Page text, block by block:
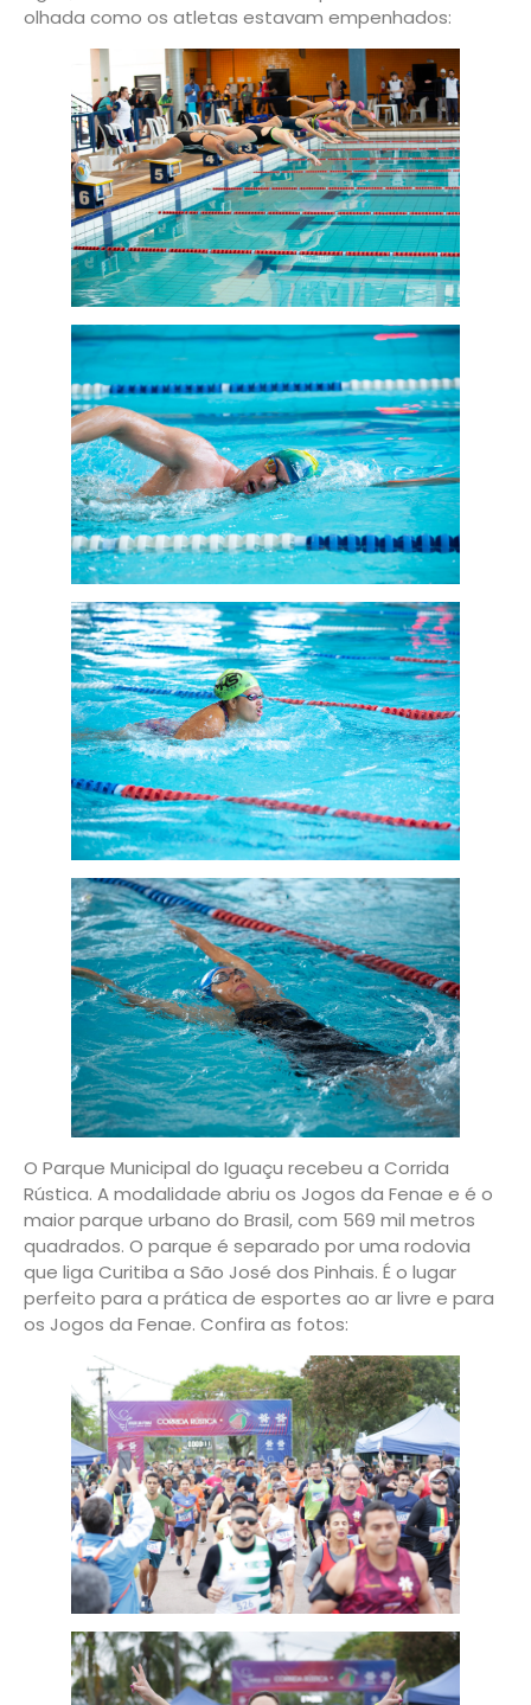
olhada como os atletas estavam empenhados:
O Parque Municipal do Iguaçu recebeu a Corrida
Rústica. A modalidade abriu os Jogos da Fenae e é o
maior parque urbano do Brasil, com 569 mil metros
quadrados. O parque é separado por uma rodovia
que liga Curitiba a São José dos Pinhais. É o lugar
perfeito para a prática de esportes ao ar livre e para
os Jogos da Fenae. Confira as fotos: